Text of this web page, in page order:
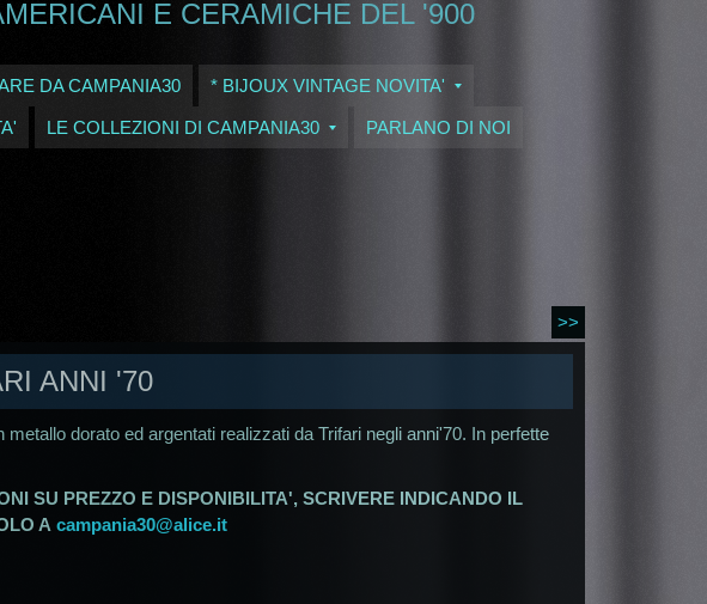
E CERAMICHE DEL '900
DA CAMPANIA30 * BIJOUX VINTAGE NOVITA'
LE COLLEZIONI DI CAMPANIA30 PARLANO DI NOI
>>
ANNI '70
metallo dorato ed argentati realizzati da Trifari negli anni'70. In perfette
SU PREZZO E DISPONIBILITA', SCRIVERE INDICANDO IL
A campania30@alice.it